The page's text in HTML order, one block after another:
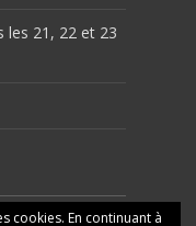
les 21, 22 et 23
cookies. En continuant à